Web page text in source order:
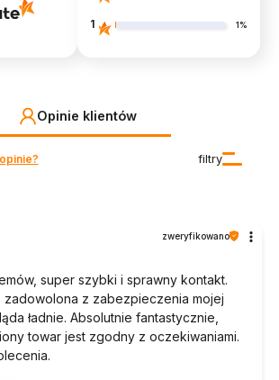
1 1%
Opinie klientów
filtry
zweryfikowano
super szybki i sprawny kontakt.
zadowolona z zabezpieczenia mojej
ładnie. Absolutnie fantastycznie,
towar jest zgodny z oczekiwaniami.